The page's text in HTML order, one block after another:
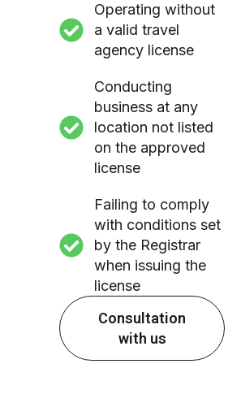
Operating without
a valid travel
agency license
Conducting
business at any
location not listed
on the approved
license
Failing to comply
with conditions set
by the Registrar
when issuing the
license
Consultation
with us